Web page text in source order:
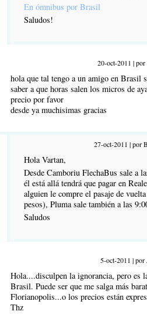
En ómnibus por Brasil
Saludos!
20-oct-2011 | por
hola que tal tengo a un amigo en Brasil
saber a que horas salen los micros de
precio por favor
desde ya muchisimas gracias
27-oct-2011 | por
Hola Vartan,
Desde Camboriu FlechaBus sale a
él está allá tendrá que pagar en
alguien le compre el pasaje de
pesos), Pluma sale también a las
Saludos
5-oct-2011 | por
Hola....disculpen la ignorancia, pero es
Brasil. Puede ser que me salga más
Florianopolis...o los precios están
Thz